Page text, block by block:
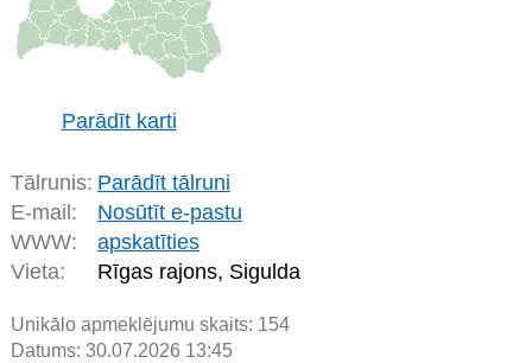
Parādīt karti
Tālrunis: Parādīt tālruni
E-mail:
Nosūtīt e-pastu
WWW:
apskatīties
Vieta:
Rīgas rajons, Sigulda
Unikālo apmeklējumu skaits: 154
Datums: 30.07.2026 13:45